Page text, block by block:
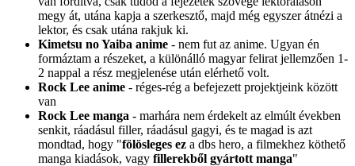
megy át, utána kapja a szerkesztő, majd még egyszer átnézi a
lektor, és csak utána rakjuk ki.
Kimetsu no Yaiba anime - nem fut az anime. Ugyan én
formáztam a részeket, a különálló magyar felirat jellemzően 1-
2 nappal a rész megjelenése után elérhető volt.
Rock Lee anime - réges-rég a befejezett projektjeink között
van
Rock Lee manga - marhára nem érdekelt az elmúlt években
senkit, ráadásul filler, ráadásul gagyi, és te magad is azt
mondtad, hogy "fölösleges ez a dbs hero, a filmekhez köthető
manga kiadások, vagy fillerekből gyártott manga"